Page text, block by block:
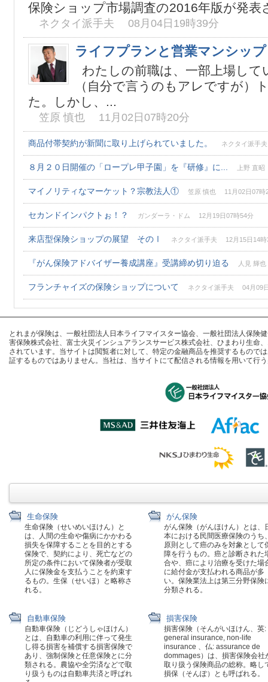
保険ショップ市場調査の2016年版が発
ネクタイ派手夫 08月04日19時39分
ライフプランと営業マンシップ
わたしの前職は、一部上場して
（自分で言うのもアレですが）
た。しかし、...
笠原 慎也 11月02日07時20分
商品付帯契約が新聞に取り上げられていました。 ネクタイ派手
８月２０日開催の「ロープレ甲子園」を『研修』に... 上野 直昭
マイノリティなマーケット？宗教法人① 笠原 慎也 11月02日07時
セカンドインパクトぉ！？ ガンダーラ・ドム 12月19日07時54分
来店型保険ショップの展望 そのⅠ ネクタイ派手夫 12月15日14時
『がん保険アドバイザー養成講座』受講締め切り迫る 人見 輝也
フランチャイズの保険ショップについて ネクタイ派手夫 04月09
とれまが保険は、一般社団法人日本ライフマイスター協会、一般社団法人保
害保険株式会社、富士火災インシュアランスサービス株式会社、ひまわり生命
されています。当サイトは閲覧者に対して、特定の金融商品を推奨するもので
証するものではありません。当社は、当サイトにて配信される情報を用いて行
生命保険
生命保険（せいめいほけん）と
は、人間の生命や傷病にかかわる
損失を保障することを目的とする
保険で、契約により、死亡などの
所定の条件において保険者が受取
人に保険金を支払うことを約束す
るもの。生保（せいほ）と略称さ
れる。
がん保険
がん保険（がんほけん）とは、
本における民間医療保険のうち
原則として癌のみを対象として
障を行うもの。癌と診断された
合や、癌により治療を受けた場
に給付金が支払われる商品が多
い。保険業法上は第三分野保険
分類される。
自動車保険
自動車保険（じどうしゃほけん）
とは、自動車の利用に伴って発生
し得る損害を補償する損害保険で
あり、強制保険と任意保険とに分
類される。農協や全労済などで取
り扱うものは自動車共済と呼ばれ
損害保険
損害保険（そんがいほけん、英:
general insurance, non-life
insurance 、仏: assurance de
dommages）は、損害保険会社
取り扱う保険商品の総称。略し
損保（そんぽ）とも呼ばれる。